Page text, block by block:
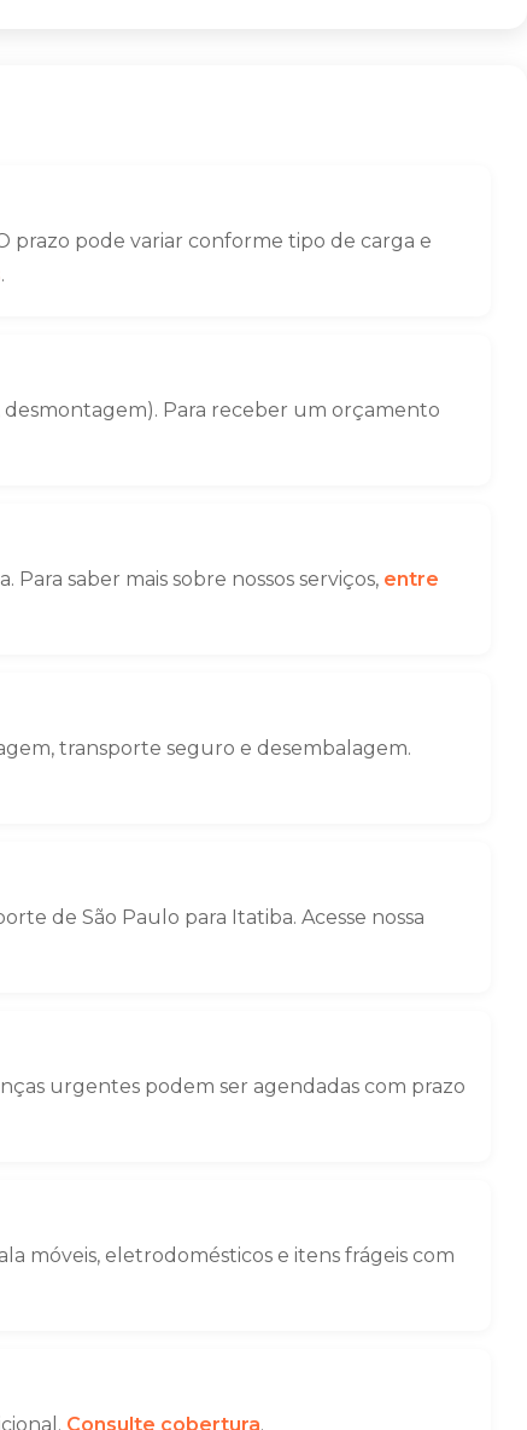
prazo pode variar conforme tipo de carga e
.
desmontagem). Para receber um orçamento
saber mais sobre nossos serviços, entre
transporte seguro e desembalagem.
de São Paulo para Itatiba. Acesse nossa
urgentes podem ser agendadas com prazo
móveis, eletrodomésticos e itens frágeis com
Consulte cobertura.